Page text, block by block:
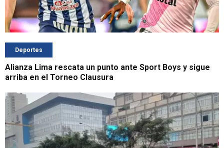
Deportes
Alianza Lima rescata un punto ante Sport Boys y sigue
arriba en el Torneo Clausura